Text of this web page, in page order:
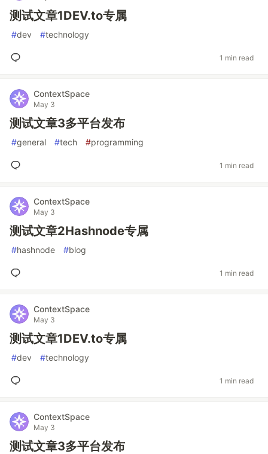
测试文章1DEV.to专属
#dev #technology
1 min read
ContextSpace
May 3
测试文章3多平台发布
#general #tech #programming
1 min read
ContextSpace
May 3
测试文章2Hashnode专属
#hashnode #blog
1 min read
ContextSpace
May 3
测试文章1DEV.to专属
#dev #technology
1 min read
ContextSpace
May 3
测试文章3多平台发布